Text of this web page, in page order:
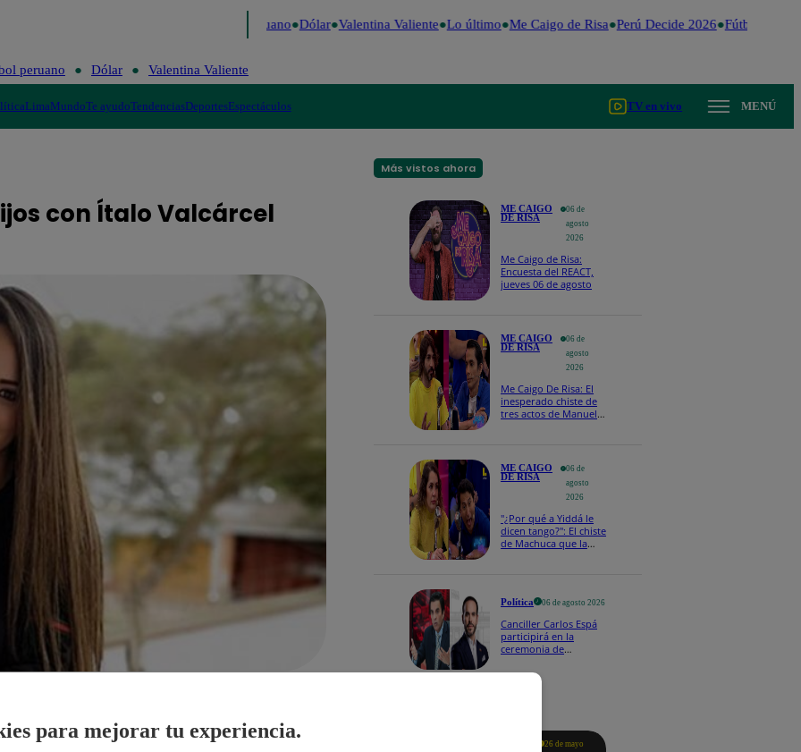
Fútbol peruano Dólar Valentina Valiente Lo último Me Caigo de Risa Perú Decide 2026 Fútbol
peruano Dólar Valentina Valiente
LimaMundoTe ayudoTendenciasDeportesEspectáculos TV en vivo MENÚ
con Ítalo Valcárcel
Más vistos ahora
ME CAIGO
DE RISA
06 de
agosto
2026
Me Caigo de Risa:
Encuesta del REACT,
jueves 06 de agosto
ME CAIGO
DE RISA
06 de
agosto
2026
Me Caigo De Risa: El
inesperado chiste de
tres actos de Manuel
ME CAIGO
DE RISA
06 de
agosto
2026
"¿Por qué a Yiddá le
dicen tango?": El chiste
de Machuca que la
Política 06 de agosto 2026
Canciller Carlos Espá
participirá en la
ceremonia de
de Abelardo de la
26 de mayo
para mejorar tu experiencia.